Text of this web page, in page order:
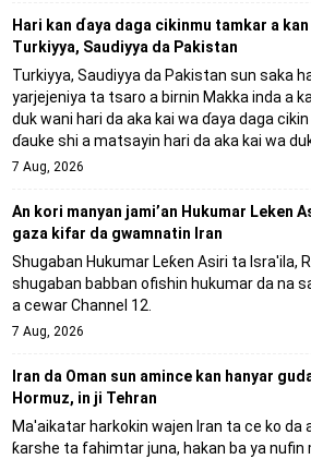
Hari kan ɗaya daga cikinmu tamkar a
Turkiyya, Saudiyya da Pakistan
Turkiyya, Saudiyya da Pakistan sun saka
yarjejeniya ta tsaro a birnin Makka inda a
duk wani hari da aka kai wa ɗaya daga
ɗauke shi a matsayin hari da aka kai wa
7 Aug, 2026
An kori manyan jami’an Hukumar Leken
gaza kifar da gwamnatin Iran
Shugaban Hukumar Leƙen Asiri ta Isra'ila,
shugaban babban ofishin hukumar da na
a cewar Channel 12.
7 Aug, 2026
Iran da Oman sun amince kan hanyar
Hormuz, in ji Tehran
Ma'aikatar harkokin wajen Iran ta ce ko da
ƙarshe ta fahimtar juna, hakan ba ya nufin